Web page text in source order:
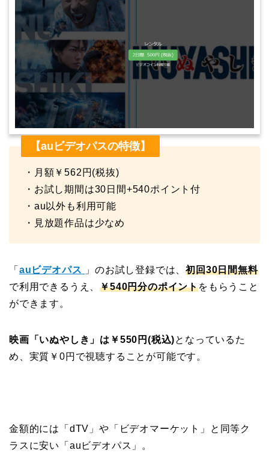
【auビデオパスの特徴】
・月額￥562円(税抜)
・お試し期間は30日間+540ポイント付
・au以外も利用可能
・見放題作品は少なめ
「 auビデオパス 」のお試し登録では、初回30日間無料
で利用できるうえ、￥540円分のポイントをもらうこと
ができます。
映画「いぬやしき」は￥550円(税込)となっているた
め、実質￥0円で視聴することが可能です。
金額的には「dTV」や「ビデオマーケット」と同等ク
ラスに安い「auビデオパス」。